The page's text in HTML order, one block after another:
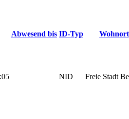
Abwesend bis ID-Typ Wohnort
NID Freie Stadt